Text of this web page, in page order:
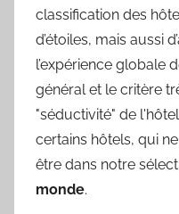
classification des
d’étoiles, mais aussi
l’expérience globale
général et le critère
"séductivité" de
certains hôtels, qui
être dans notre
monde.